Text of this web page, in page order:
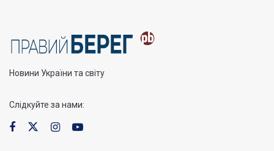
Новини України та світу
Слідкуйте за нами: